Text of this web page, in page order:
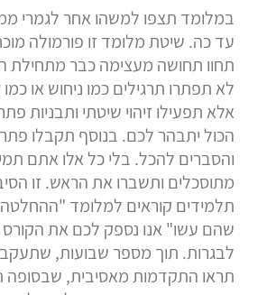
במלומד תצפו למשהו אחר לגמרי
עד כה. שיטת מלומד זו פורמולה
תחוו תחושה מעצימה כבר מתחילת
לא תפתרו תרגילים כמו ניחוש או
אלא תפעילו זיהוי שיטתי ותבניות
הכול יתבהר לכם. בנוסף תקבלו
והסברים להכל. בלי כל אלו אתם
מתוסכלים ותשברו את הראש. זו
תלמידים קוראים למלומד
שהם עשו" אנו נספק לכם את הקורס
לבגרות. תוך מספר שבועות,
תראו התקדמות מאסיבית, שבסופה